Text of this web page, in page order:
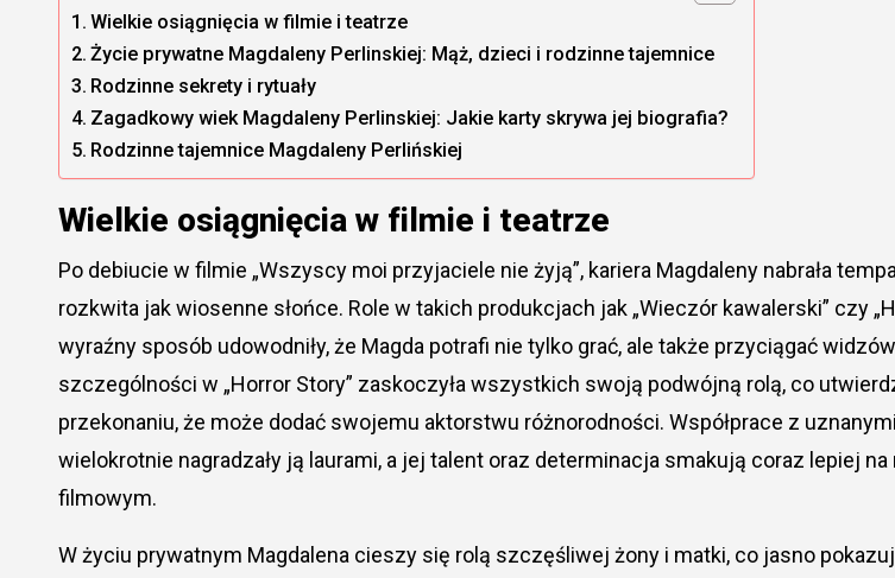
Wielkie osiągnięcia w filmie i teatrze
Życie prywatne Magdaleny Perlinskiej: Mąż, dzieci i rodzinne tajemnice
Rodzinne sekrety i rytuały
Zagadkowy wiek Magdaleny Perlinskiej: Jakie karty skrywa jej biografia?
Rodzinne tajemnice Magdaleny Perlińskiej
Wielkie osiągnięcia w filmie i teatrze
Po debiucie w filmie „Wszyscy moi przyjaciele nie żyją”, kariera Magdaleny nabrała
rozkwita jak wiosenne słońce. Role w takich produkcjach jak „Wieczór kawalerski” czy
wyraźny sposób udowodniły, że Magda potrafi nie tylko grać, ale także przyciągać
szczególności w „Horror Story” zaskoczyła wszystkich swoją podwójną rolą, co
przekonaniu, że może dodać swojemu aktorstwu różnorodności. Współprace z
wielokrotnie nagradzały ją laurami, a jej talent oraz determinacja smakują coraz lepiej
filmowym.
W życiu prywatnym Magdalena cieszy się rolą szczęśliwej żony i matki, co jasno